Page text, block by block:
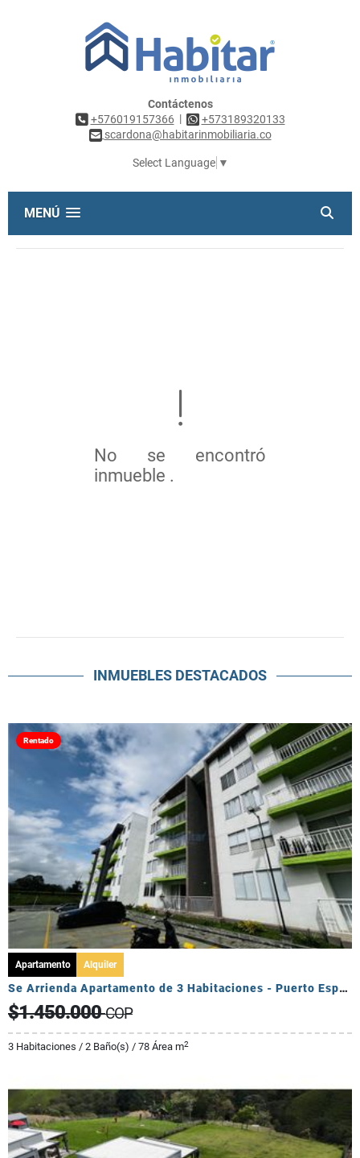
Contáctenos
+576019157366 |
+573189320133
scardona@habitarinmobiliaria.co
Select Language ▼
MENÚ
No se encontró
inmueble .
INMUEBLES DESTACADOS
Rentado
Apartamento Alquiler
Se Arrienda Apartamento de 3 Habitaciones - Puerto Espejo
$1.450.000COP
3 Habitaciones / 2 Baño(s) / 78 Área m2